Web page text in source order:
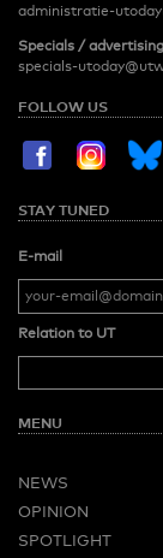
administratie-
Specials / advertising
specials-
FOLLOW US
STAY TUNED
E-mail
Relation to UT
MENU
NEWS
OPINION
SPOTLIGHT